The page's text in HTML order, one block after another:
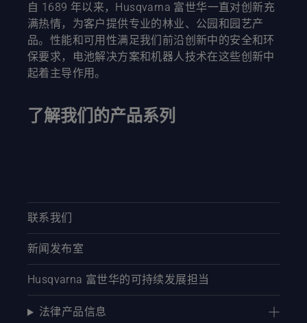
自 1689 年以来，Husqvarna 富世华一直对创新充
满热情，为客户提供专业的林业、公园和园艺产
品。性能和可用性满足我们前沿创新中的安全和环
保要求，电池解决方案和机器人技术在这些创新中
起着主导作用。
了解我们的产品系列
联系我们
新闻发布室
Husqvarna 富世华的可持续发展担当
法律产品信息